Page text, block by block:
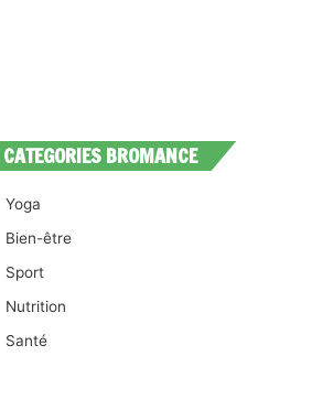
CATEGORIES BROMANCE
Yoga
Bien-être
Sport
Nutrition
Santé